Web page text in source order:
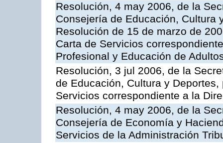
Resolución, 4 may 2006, de la
Consejería de Educación, Cultura
Resolución de 15 de marzo de
Carta de Servicios
Profesional y Educación de
Resolución, 3 jul 2006, de la
de Educación, Cultura y
Servicios correspondiente a la
Resolución, 4 may 2006, de la
Consejería de Economía y
Servicios de la Administración